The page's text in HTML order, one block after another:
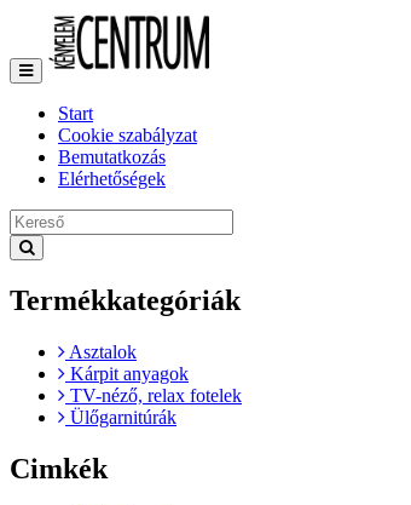
Toggle
navigation
Start
Cookie szabályzat
Bemutatkozás
Elérhetőségek
Termékkategóriák
Asztalok
Kárpit anyagok
TV-néző, relax fotelek
Ülőgarnitúrák
Cimkék